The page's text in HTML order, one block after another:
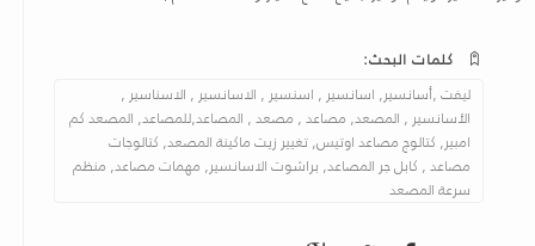
كلمات البحث:
ليفت ,أسانسير, اسانسير , اسنسير , الاسانسير , الاسناسير ,
الأسانسير , المصعد, مصاعد , مصعد , المصاعد,للمصاعد, المصعد كم
امبير, كتالوج مصاعد اوتيس, تغيير زيت ماكينة المصعد, كتالوجات
مصاعد , كابل جر المصاعد, براشوت الاسانسير, مهمات مصاعد, منظم
سرعة المصعد